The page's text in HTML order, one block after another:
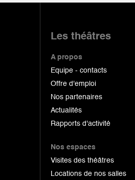
Les théâtres
A propos
Equipe - contacts
Offre d'emploi
Nos partenaires
Actualités
Rapports d'activité
Nos espaces
Visites des théâtres
Locations de nos salles